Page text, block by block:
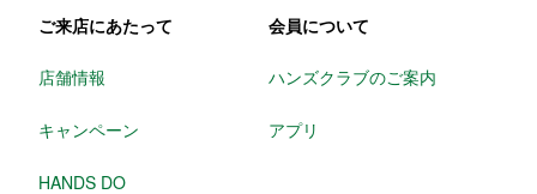
ご来店にあたって
店舗情報
キャンペーン
HANDS DO
会員について
ハンズクラブのご案内
アプリ